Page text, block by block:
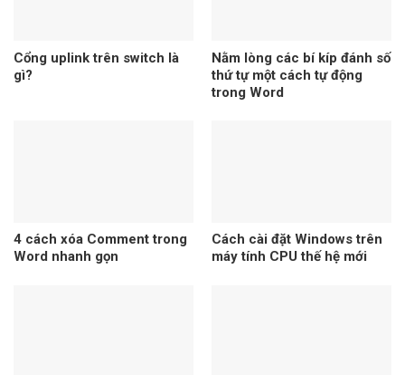
Cổng uplink trên switch là
gì?
Nằm lòng các bí kíp đánh số
thứ tự một cách tự động
trong Word
4 cách xóa Comment trong
Word nhanh gọn
Cách cài đặt Windows trên
máy tính CPU thế hệ mới